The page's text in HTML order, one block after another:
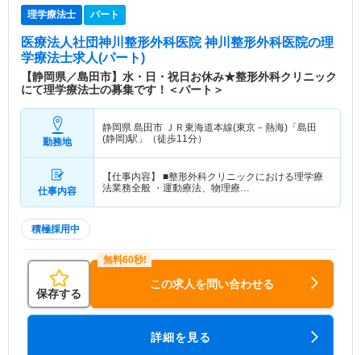
理学療法士 パート
医療法人社団神川整形外科医院 神川整形外科医院の理
学療法士求人(パート)
【静岡県／島田市】水・日・祝日お休み★整形外科クリニック
にて理学療法士の募集です！＜パート＞
勤務地
静岡県 島田市 ＪＲ東海道本線(東京－熱海)「島田
(静岡)駅」（徒歩11分）
仕事内容
【仕事内容】 ■整形外科クリニックにおける理学療
法業務全般 ・運動療法、物理療…
積極採用中
保存する
この求人を問い合わせる
詳細を見る